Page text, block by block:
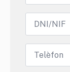
NIF/DNI
Telèfon